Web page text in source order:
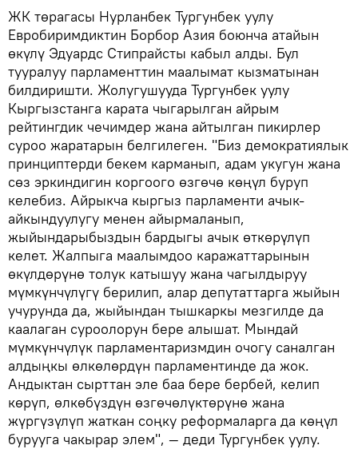
ЖК төрагасы Нурланбек Тургунбек уулу
Евробиримдиктин Борбор Азия боюнча атайын
өкүлү Эдуардс Стипрайсты кабыл алды. Бул
тууралуу парламенттин маалымат кызматынан
билдиришти. Жолугушууда Тургунбек уулу
Кыргызстанга карата чыгарылган айрым
рейтингдик чечимдер жана айтылган пикирлер
суроо жаратарын белгилеген. "Биз демократиялык
принциптерди бекем карманып, адам укугун жана
сөз эркиндигин коргоого өзгөчө көңүл буруп
келебиз. Айрыкча кыргыз парламенти ачык-
айкындуулугу менен айырмаланып,
жыйындарыбыздын бардыгы ачык өткөрүлүп
келет. Жалпыга маалымдоо каражаттарынын
өкүлдөрүнө толук катышуу жана чагылдыруу
мүмкүнчүлүгү берилип, алар депутаттарга жыйын
учурунда да, жыйындан тышкаркы мезгилде да
каалаган суроолорун бере алышат. Мындай
мүмкүнчүлүк парламентаризмдин очогу саналган
алдыңкы өлкөлөрдүн парламентинде да жок.
Андыктан сырттан эле баа бере бербей, келип
көрүп, өлкөбүздүн өзгөчөлүктөрүнө жана
жүргүзүлүп жаткан соңку реформаларга да көңүл
бурууга чакырар элем", — деди Тургунбек уулу.